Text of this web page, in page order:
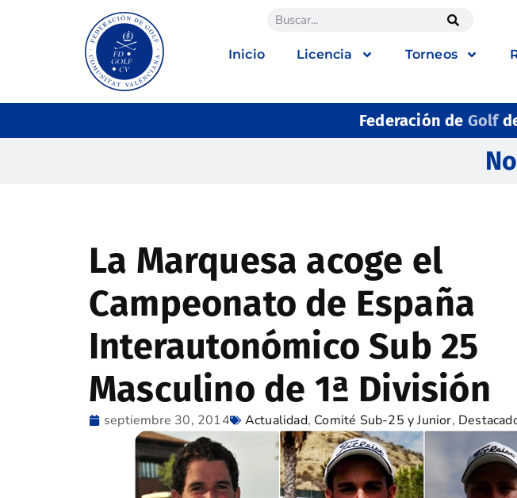
Inicio Licencia Torneos
Federación de Golf
La Marquesa acoge el
Campeonato de España
Interautonómico Sub 25
Masculino de 1ª División
septiembre 30, 2014 Actualidad, Comité Sub-25 y Junior,